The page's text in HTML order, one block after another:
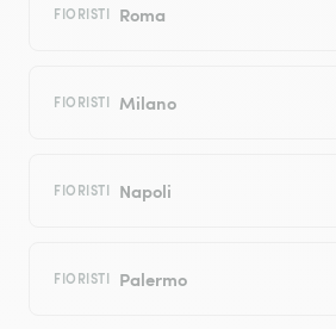
FIORISTI Roma
FIORISTI Milano
FIORISTI Napoli
FIORISTI Palermo